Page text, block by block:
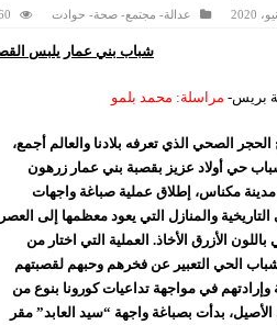
عدالة- مجتمع- صحة- حوادت 960
شباب بني عمار يلبس
بريس- مراسلة: محمد بلمو
الصحي الذي تعرفه بلادنا والعالم أجمع،
حي أولاد عزيز بقصبة بني عمار زرهون
مكناس، إطلاق عملية صباغة واجهات
التاريخية والمنازل التي يعود معظمها إلى العصر
باللون الأزرق الأخاذ. العملية التي اختار من
شباب الحي التعبير عن فخرهم وحبهم لقصبتهم
وإرادتهم في مواجهة تداعيات كورونا بنوع من
الأصيل، بدأت بصباغة واجهة “سيد العابد” مقر